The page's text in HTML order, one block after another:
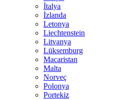
İtalya
İzlanda
Letonya
Liechtenstein
Litvanya
Lüksemburg
Macaristan
Malta
Norveç
Polonya
Portekiz